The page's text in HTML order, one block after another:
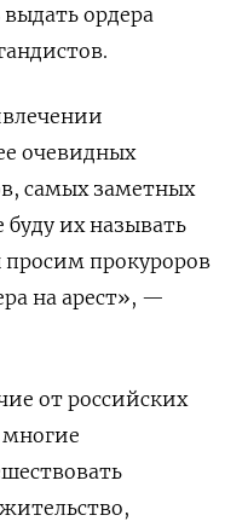
ордера
очевидных
самых заметных
буду их называть
прокуроров
на арест», —
от российских